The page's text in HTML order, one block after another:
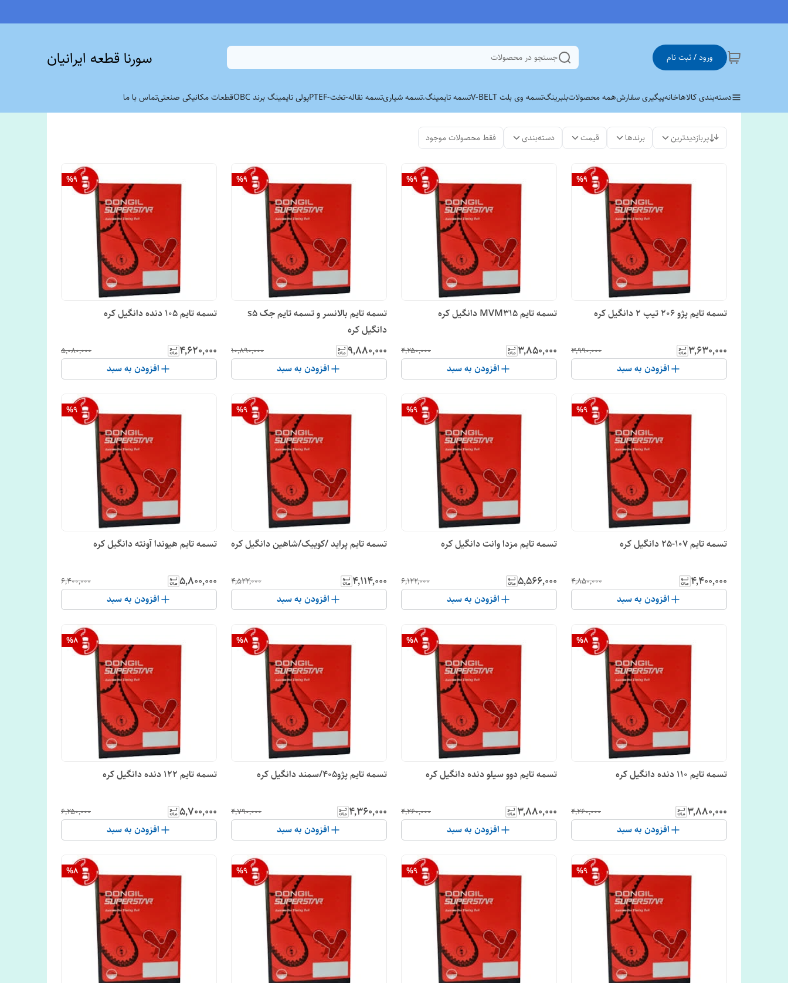
ورود / ثبت نام جستجو در محصولات سورنا قطعه ایرانیان
دسته‌بندی کالاهاخانهپیگیری سفارشهمه محصولاتبلبرینگتسمه وی بلت V-BELT تسمه تایمینگ.تسمه شیاریتسمه نقاله-تخت-PTEF پولی تایمینگ برند OBC قطعات مکانیکی صنعتیتماس با ما
پربازدیدترین برندها قیمت دسته‌بندی فقط محصولات موجود
%9
تسمه تایم پژو 206 تیپ 2 دانگیل کره
۳٬۶۳۰٬۰۰۰ ۳٬۹۹۰٬۰۰۰
افزودن به سبد
%9
تسمه تایم MVM315 دانگیل کره
۳٬۸۵۰٬۰۰۰ ۴٬۲۵۰٬۰۰۰
افزودن به سبد
%9
تسمه تایم بالانسر و تسمه تایم جک s5
دانگیل کره
۹٬۸۸۰٬۰۰۰ ۱۰٬۸۹۰٬۰۰۰
افزودن به سبد
%9
تسمه تایم 105 دنده دانگیل کره
۴٬۶۲۰٬۰۰۰ ۵٬۰۸۰٬۰۰۰
افزودن به سبد
%9
تسمه تایم 107-25 دانگیل کره
۴٬۴۰۰٬۰۰۰ ۴٬۸۵۰٬۰۰۰
افزودن به سبد
%9
تسمه تایم مزدا وانت دانگیل کره
۵٬۵۶۶٬۰۰۰ ۶٬۱۲۲٬۰۰۰
افزودن به سبد
%9
تسمه تایم پراید /کوییک/شاهین دانگیل کره
۴٬۱۱۴٬۰۰۰ ۴٬۵۲۲٬۰۰۰
افزودن به سبد
%9
تسمه تایم هیوندا آونته دانگیل کره
۵٬۸۰۰٬۰۰۰ ۶٬۴۰۰٬۰۰۰
افزودن به سبد
%8
تسمه تایم 110 دنده دانگیل کره
۳٬۸۸۰٬۰۰۰ ۴٬۲۶۰٬۰۰۰
افزودن به سبد
%8
تسمه تایم دوو سیلو دنده دانگیل کره
۳٬۸۸۰٬۰۰۰ ۴٬۲۶۰٬۰۰۰
افزودن به سبد
%8
تسمه تایم پژو405/سمند دانگیل کره
۴٬۳۶۰٬۰۰۰ ۴٬۷۹۰٬۰۰۰
افزودن به سبد
%8
تسمه تایم 122 دنده دانگیل کره
۵٬۷۰۰٬۰۰۰ ۶٬۲۵۰٬۰۰۰
افزودن به سبد
%9
%9
%9
%8